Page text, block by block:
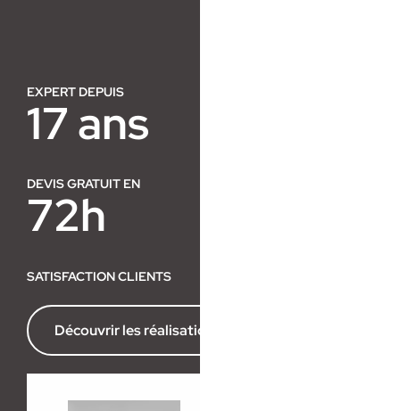
EXPERT DEPUIS
17 ans
DEVIS GRATUIT EN
72h
SATISFACTION CLIENTS
Découvrir les réalisations de l’agence